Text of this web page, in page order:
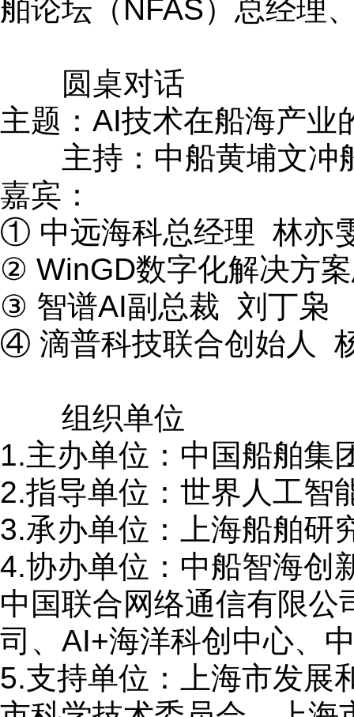
舶论坛（NFAS）总经理
圆桌对话
主题：AI技术在船海产业
主持：中船黄埔文冲
嘉宾：
① 中远海科总经理 林亦
② WinGD数字化解决方
③ 智谱AI副总裁 刘丁枭
④ 滴普科技联合创始人
组织单位
1.主办单位：中国船舶集
2.指导单位：世界人工智
3.承办单位：上海船舶研
4.协办单位：中船智海创
中国联合网络通信有限
司、AI+海洋科创中心、
5.支持单位：上海市发展